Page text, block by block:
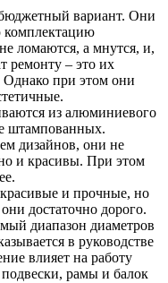
вариант. Они
комплектацию
ломаются, а мнутся, и,
ремонту – это их
при этом они
из алюминиевого
штампованных.
дизайнов, они не
и красивы. При этом
и прочные, но
достаточно дорого.
диапазон диаметров
в руководстве
влияет на работу
рамы и балок